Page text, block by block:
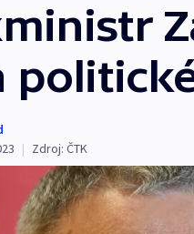
| Zdroj: ČTK